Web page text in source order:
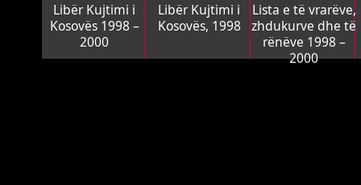
Libër Kujtimi i
Kosovës 1998 –
2000
Libër Kujtimi i
Kosovës, 1998
Lista e të vrarëve,
zhdukurve dhe të
rënëve 1998 –
2000